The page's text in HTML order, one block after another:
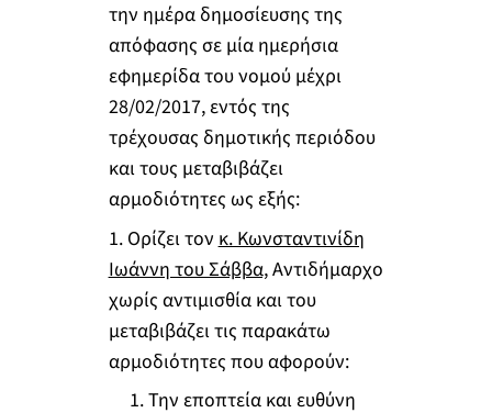
την ημέρα δημοσίευσης της
απόφασης σε μία ημερήσια
εφημερίδα του νομού μέχρι
28/02/2017, εντός της
τρέχουσας δημοτικής περιόδου
και τους μεταβιβάζει
αρμοδιότητες ως εξής:
1. Ορίζει τον κ. Κωνσταντινίδη
Ιωάννη του Σάββα,Αντιδήμαρχο
χωρίς αντιμισθία και του
μεταβιβάζει τις παρακάτω
αρμοδιότητες που αφορούν:
Την εποπτεία και ευθύνη